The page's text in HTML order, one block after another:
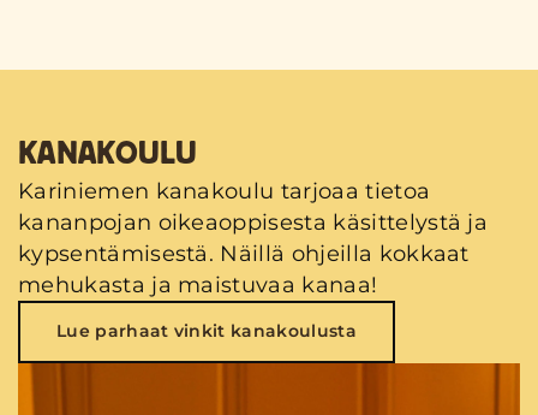
KANAKOULU
Kariniemen kanakoulu tarjoaa tietoa
kananpojan oikeaoppisesta käsittelystä ja
kypsentämisestä. Näillä ohjeilla kokkaat
mehukasta ja maistuvaa kanaa!
Lue parhaat vinkit kanakoulusta